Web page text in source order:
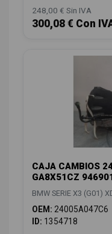
248,00 € Sin IVA
300,08 € Con
CAJA CAMBIOS
GA8X51CZ
BMW SERIE X3 (G01)
OEM: 24005A047C6
ID: 1354718